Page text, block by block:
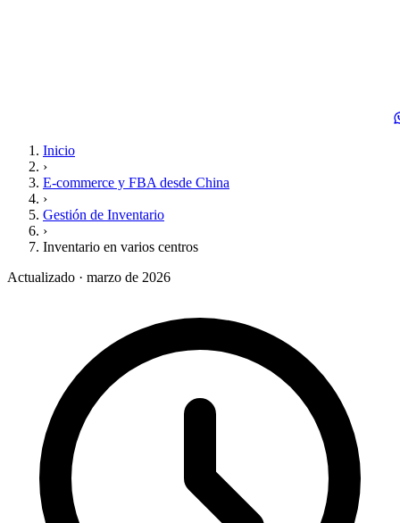
Inicio
›
E-commerce y FBA desde China
›
Gestión de Inventario
›
Inventario en varios centros
Actualizado · marzo de 2026